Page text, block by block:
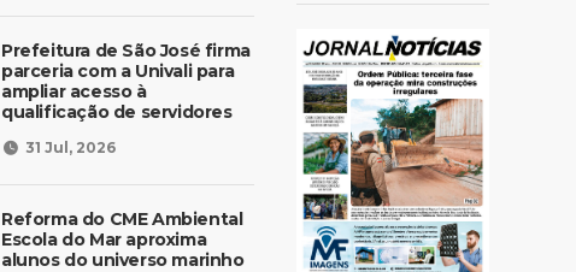
Prefeitura de São José firma
parceria com a Univali para
ampliar acesso à
qualificação de servidores
31 Jul, 2026
Reforma do CME Ambiental
Escola do Mar aproxima
alunos do universo marinho